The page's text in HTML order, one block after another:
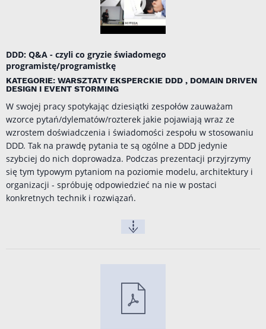
DDD: Q&A - czyli co gryzie świadomego
programistę/programistkę
KATEGORIE: WARSZTATY EKSPERCKIE DDD , DOMAIN DRIVEN
DESIGN I EVENT STORMING
W swojej pracy spotykając dziesiątki zespołów zauważam
wzorce pytań/dylematów/rozterek jakie pojawiają wraz ze
wzrostem doświadczenia i świadomości zespołu w stosowaniu
DDD. Tak na prawdę pytania te są ogólne a DDD jedynie
szybciej do nich doprowadza. Podczas prezentacji przyjrzymy
się tym typowym pytaniom na poziomie modelu, architektury i
organizacji - spróbuję odpowiedzieć na nie w postaci
konkretnych technik i rozwiązań.